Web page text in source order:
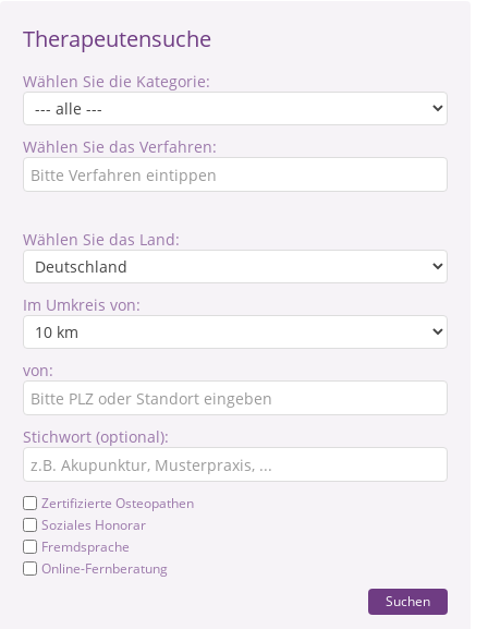
Therapeutensuche
Wählen Sie die Kategorie:
Wählen Sie das Verfahren:
Wählen Sie das Land:
Im Umkreis von:
von:
Stichwort (optional):
Zertifizierte Osteopathen
Soziales Honorar
Fremdsprache
Online-Fernberatung
Suchen